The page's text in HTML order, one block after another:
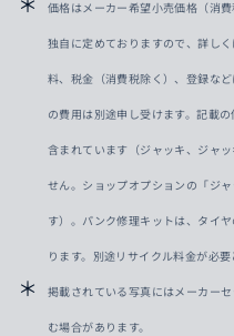
価格はメーカー希望小売価格（消
独自に定めておりますので、詳し
料、税金（消費税除く）、登録な
の費用は別途申し受けます。記載
含まれています（ジャッキ、ジャ
せん。ショップオプションの「ジ
す）。パンク修理キットは、タイ
ります。別途リサイクル料金が必要
掲載されている写真にはメーカー
む場合があります。